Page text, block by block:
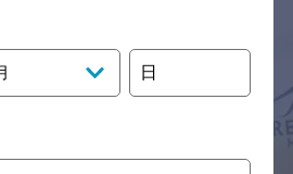
ご意見・ご感想 利用規約
ご来店くださいますようお願い申し上げま
す。
日